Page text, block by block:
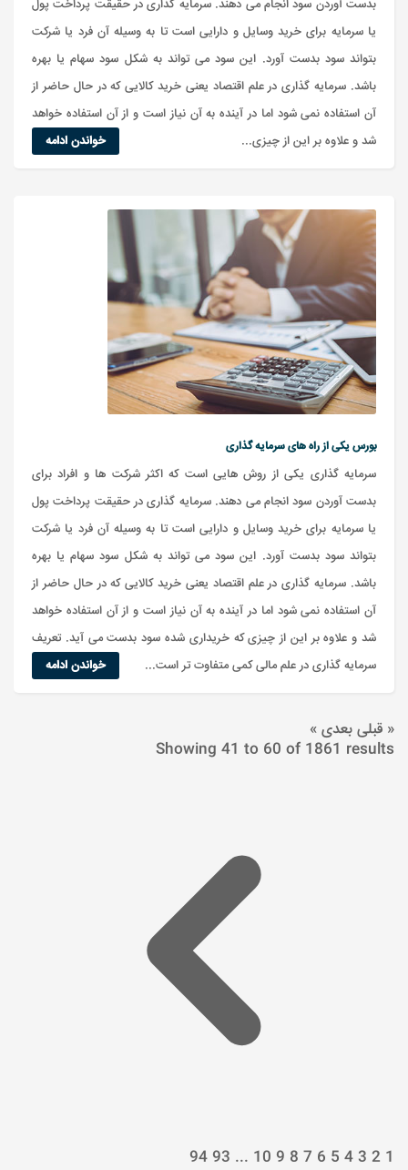
بدست آوردن سود انجام می دهند. سرمایه گذاری در حقیقت پرداخت پول
یا سرمایه برای خرید وسایل و دارایی است تا به وسیله آن فرد یا شرکت
بتواند سود بدست آورد. این سود می تواند به شکل سود سهام یا بهره
باشد. سرمایه گذاری در علم اقتصاد یعنی خرید کالایی که در حال حاضر از
آن استفاده نمی شود اما در آینده به آن نیاز است و از آن استفاده خواهد
شد و علاوه بر این از چیزی...
خواندن ادامه
بورس یکی از راه های سرمایه گذاری
سرمایه گذاری یکی از روش هایی است که اکثر شرکت ها و افراد برای
بدست آوردن سود انجام می دهند. سرمایه گذاری در حقیقت پرداخت پول
یا سرمایه برای خرید وسایل و دارایی است تا به وسیله آن فرد یا شرکت
بتواند سود بدست آورد. این سود می تواند به شکل سود سهام یا بهره
باشد. سرمایه گذاری در علم اقتصاد یعنی خرید کالایی که در حال حاضر از
آن استفاده نمی شود اما در آینده به آن نیاز است و از آن استفاده خواهد
شد و علاوه بر این از چیزی که خریداری شده سود بدست می آید. تعریف
سرمایه گذاری در علم مالی کمی متفاوت تر است...
خواندن ادامه
« قبلی بعدی »
Showing 41 to 60 of 1861 results
1
2
3
4
5
6
7
8
9
10
...
93
94